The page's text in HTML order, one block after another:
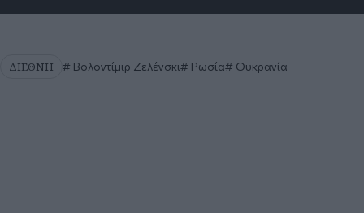
ΔΙΕΘΝΗ Βολοντίμιρ Ζελένσκι Ρωσία Ουκρανία